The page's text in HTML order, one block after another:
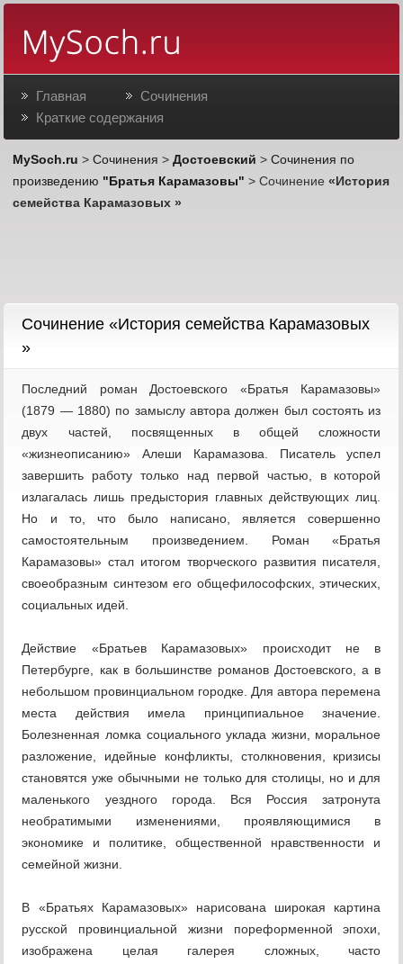
Главная
Сочинения
Краткие содержания
MySoch.ru >Сочинения >Достоевский >Сочинения по
произведению "Братья Карамазовы" > Сочинение«История
семейства Карамазовых »
Cочинение «История семейства Карамазовых
»
Последний роман Достоевского «Братья Карамазовы»
(1879 — 1880) по замыслу автора должен был состоять из
двух частей, посвященных в общей сложности
«жизнеописанию» Алеши Карамазова. Писатель успел
завершить работу только над первой частью, в которой
излагалась лишь предыстория главных действующих лиц.
Но и то, что было написано, является совершенно
самостоятельным произведением. Роман «Братья
Карамазовы» стал итогом творческого развития писателя,
своеобразным синтезом его общефилософских, этических,
социальных идей.
Действие «Братьев Карамазовых» происходит не в
Петербурге, как в большинстве романов Достоевского, а в
небольшом провинциальном городке. Для автора перемена
места действия имела принципиальное значение.
Болезненная ломка социального уклада жизни, моральное
разложение, идейные конфликты, столкновения, кризисы
становятся уже обычными не только для столицы, но и для
маленького уездного города. Вся Россия затронута
необратимыми изменениями, проявляющимися в
экономике и политике, общественной нравственности и
семейной жизни.
В «Братьях Карамазовых» нарисована широкая картина
русской провинциальной жизни пореформенной эпохи,
изображена целая галерея сложных, часто